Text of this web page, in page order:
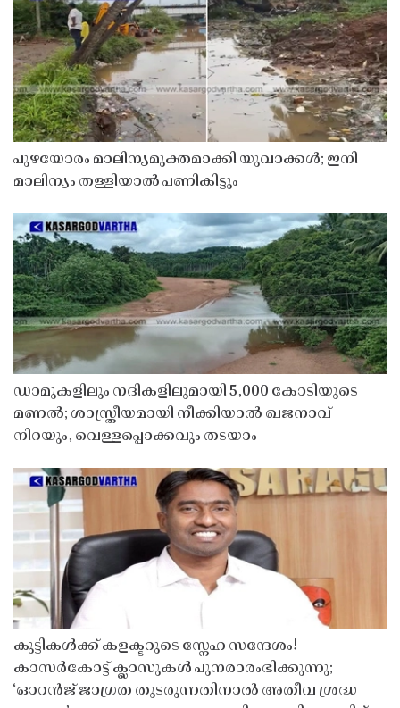
പുഴയോരം മാലിന്യമുക്തമാക്കി യുവാക്കൾ; ഇനി
മാലിന്യം തള്ളിയാൽ പണികിട്ടും
ഡാമുകളിലും നദികളിലുമായി 5,000 കോടിയുടെ
മണൽ; ശാസ്ത്രീയമായി നീക്കിയാൽ ഖജനാവ്
നിറയും, വെള്ളപ്പൊക്കവും തടയാം
കുട്ടികൾക്ക് കളക്ടറുടെ സ്നേഹ സന്ദേശം!
കാസർകോട്ട് ക്ലാസുകൾ പുനരാരംഭിക്കുന്നു;
‘ഓറൻജ് ജാഗ്രത തുടരുന്നതിനാൽ അതീവ ശ്രദ്ധ